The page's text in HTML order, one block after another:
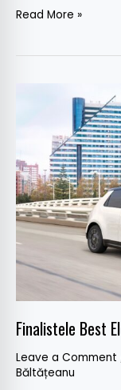
Read More »
Finalistele Best
Leave a Comment
Băltățeanu
Electric
in
Romania
2021:
Honda